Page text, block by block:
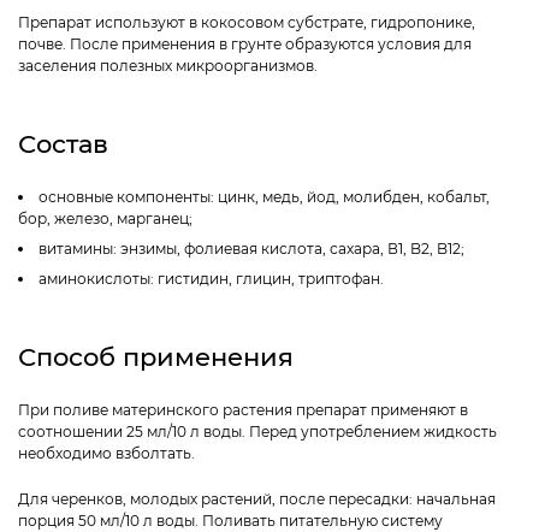
Препарат используют в кокосовом субстрате, гидропонике,
почве. После применения в грунте образуются условия для
заселения полезных микроорганизмов.
Состав
основные компоненты: цинк, медь, йод, молибден, кобальт,
бор, железо, марганец;
витамины: энзимы, фолиевая кислота, сахара, В1, B2, B12;
аминокислоты: гистидин, глицин, триптофан.
Способ применения
При поливе материнского растения препарат применяют в
соотношении 25 мл/10 л воды. Перед употреблением жидкость
необходимо взболтать.
Для черенков, молодых растений, после пересадки: начальная
порция 50 мл/10 л воды. Поливать питательную систему